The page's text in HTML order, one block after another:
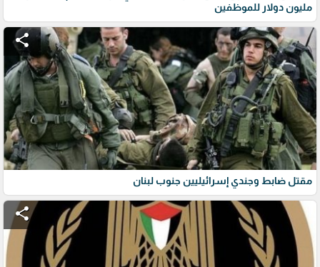
مليون دولار للموظفين
share
مقتل ضابط وجندي إسرائيليين جنوب لبنان
share